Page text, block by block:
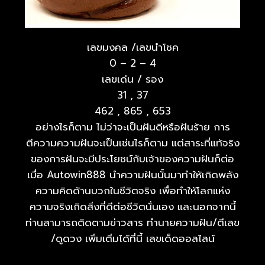
เลขมงคล /เลขนำโชค
0 – 2 – 4
เลขเด่น / รอง
31 , 37
462 , 865 , 653
อย่างไรก็ตาม ไม่ว่าจะเป็นฝันดีหรือฝันร้าย การ
ตีความความฝันจะเป็นเช่นไรก็ตาม แต่สาระที่แท้จริง
ของการฝันจะมีประโยชน์กับเจ้าของความฝันก็ต่อ
เมื่อ Autowin888 นำความฝันนั้นมาทำให้เกิดพลัง
ความคิดด้านบวกในชีวิตจริง เพื่อทำให้โลกแห่ง
ความจริงเกิดสิ่งที่ดีต่อชีวิตนั่นเอง และนอกจากนี้
ท่านสามารถติดตามข่าวสาร ทำนายความฝัน/ตีเลข
/ดูดวง เพิ่มเติ่มได้ที่นี้ เลขเด็ดออลไลน์